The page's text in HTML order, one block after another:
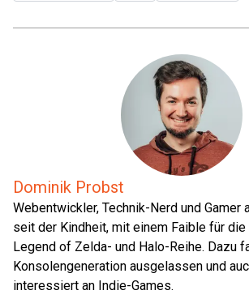
Dominik Probst
Webentwickler, Technik-Nerd und Gamer
seit der Kindheit, mit einem Faible für
Legend of Zelda- und Halo-Reihe. Dazu
Konsolengeneration ausgelassen und
interessiert an Indie-Games.